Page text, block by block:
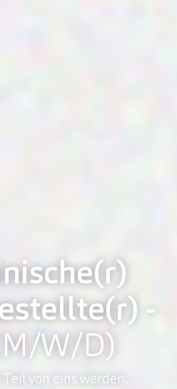
-
W/D)
von eins werden.